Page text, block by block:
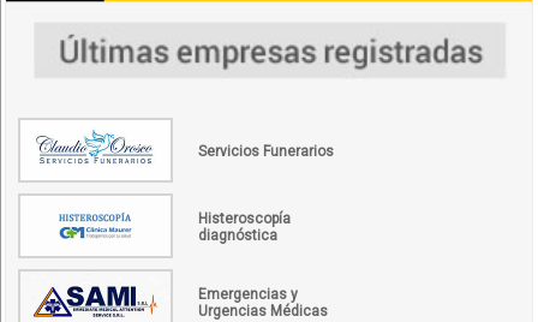
Servicios Funerarios
Histeroscopía
diagnóstica
Emergencias y
Urgencias Médicas